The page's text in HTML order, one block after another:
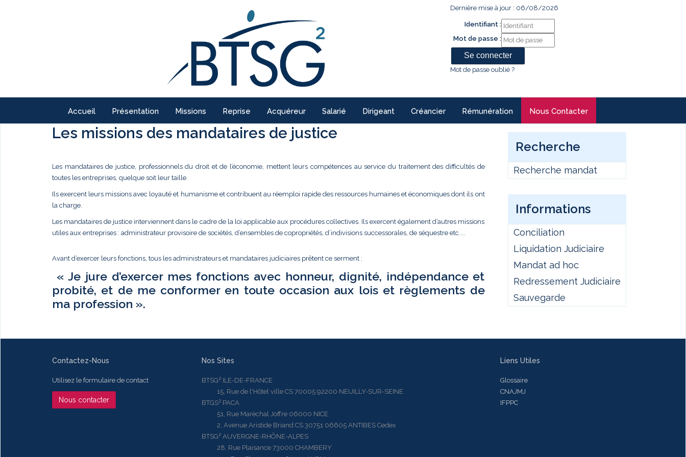
Dernière mise à jour : 06/08/2026
Identifiant :
Mot de passe :
Mot de passe oublié ?
Accueil Présentation Missions Reprise Acquéreur Salarié Dirigeant Créancier Rémunération Nous Contacter
Les missions des mandataires de justice
Les mandataires de justice, professionnels du droit et de l’économie, mettent leurs compétences au service du traitement des difficultés de
toutes les entreprises, quelque soit leur taille.
Ils exercent leurs missions avec loyauté et humanisme et contribuent au réemploi rapide des ressources humaines et économiques dont ils ont
la charge.
Les mandataires de justice interviennent dans le cadre de la loi applicable aux procédures collectives. Ils exercent également d’autres missions
utiles aux entreprises : administrateur provisoire de sociétés, d’ensembles de copropriétés, d’indivisions successorales, de séquestre etc....
Avant d’exercer leurs fonctions, tous les administrateurs et mandataires judiciaires prêtent ce serment :
« Je jure d’exercer mes fonctions avec honneur, dignité, indépendance et
probité, et de me conformer en toute occasion aux lois et règlements de
ma profession ».
Recherche
Recherche mandat
Informations
Conciliation
Liquidation Judiciaire
Mandat ad hoc
Redressement Judiciaire
Sauvegarde
Contactez-Nous
Utilisez le formulaire de contact
Nous contacter
Nos Sites
BTSG² ILE-DE-FRANCE
15, Rue de l'Hôtel ville CS 70005 92200 NEUILLY-SUR-SEINE
BTGS² PACA
51, Rue Maréchal Joffre 06000 NICE
2, Avenue Aristide Briand CS 30751 06605 ANTIBES Cedex
BTSG² AUVERGNE-RHÔNE-ALPES
28, Rue Plaisance 73000 CHAMBERY
Liens Utiles
Glossaire
CNAJMJ
IFPPC